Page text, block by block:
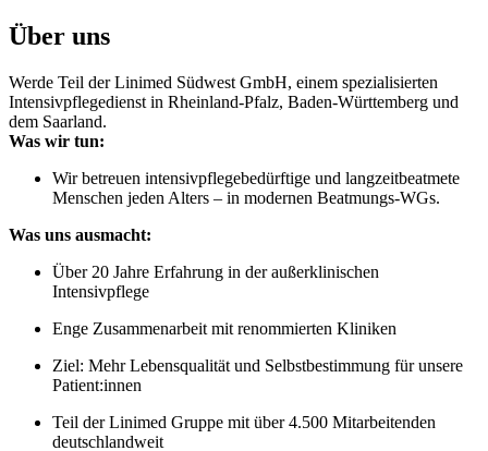
Über uns
Werde Teil der Linimed Südwest GmbH, einem spezialisierten
Intensivpflegedienst in Rheinland-Pfalz, Baden-Württemberg und
dem Saarland.
Was wir tun:
Wir betreuen intensivpflegebedürftige und langzeitbeatmete
Menschen jeden Alters – in modernen Beatmungs-WGs.
Was uns ausmacht:
Über 20 Jahre Erfahrung in der außerklinischen
Intensivpflege
Enge Zusammenarbeit mit renommierten Kliniken
Ziel: Mehr Lebensqualität und Selbstbestimmung für unsere
Patient:innen
Teil der Linimed Gruppe mit über 4.500 Mitarbeitenden
deutschlandweit